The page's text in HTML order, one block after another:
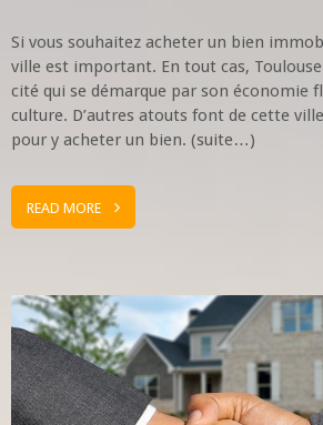
Si vous souhaitez acheter un bien
ville est important. En tout cas,
cité qui se démarque par son économie
culture. D’autres atouts font de cette
pour y acheter un bien. (suite…)
READ MORE